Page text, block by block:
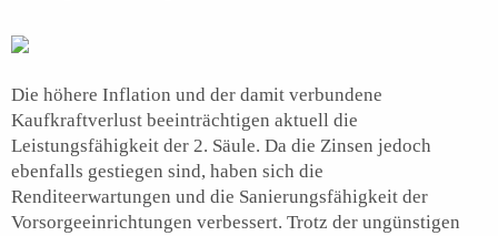
Die höhere Inflation und der damit verbundene
Kaufkraftverlust beeinträchtigen aktuell die
Leistungsfähigkeit der 2. Säule. Da die Zinsen jedoch
ebenfalls gestiegen sind, haben sich die
Renditeerwartungen und die Sanierungsfähigkeit der
Vorsorgeeinrichtungen verbessert. Trotz der ungünstigen